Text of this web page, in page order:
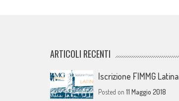
ARTICOLI RECENTI
Iscrizione FIMMG Latina
Posted on11 Maggio 2018